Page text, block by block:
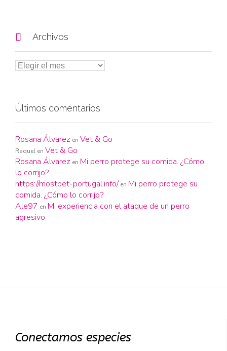
 Archivos
Últimos comentarios
Rosana Álvarez en Vet & Go
Raquel en Vet & Go
Rosana Álvarez en Mi perro protege su comida. ¿Cómo
lo corrijo?
https://mostbet-portugal.info/ en Mi perro protege su
comida. ¿Cómo lo corrijo?
Ale97 en Mi experiencia con el ataque de un perro
agresivo
Conectamos especies